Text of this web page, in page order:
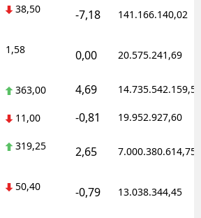
38,50 -7,18 141.166.140,02
1,58 0,00 20.575.241,69
363,00 4,69 14.735.542.159,50
11,00 -0,81 19.952.927,60
319,25 2,65 7.000.380.614,75
50,40 -0,79 13.038.344,45